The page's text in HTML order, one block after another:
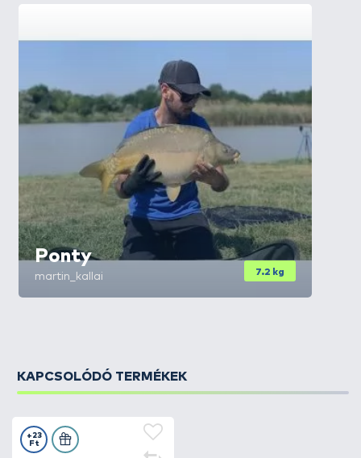
Ponty
martin_kallai 7.2 kg
KAPCSOLÓDÓ TERMÉKEK
+23
Ft